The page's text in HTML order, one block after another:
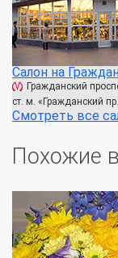
Салон на
Гражданский
ст. м. «Гражданский
Смотреть все
Похожие